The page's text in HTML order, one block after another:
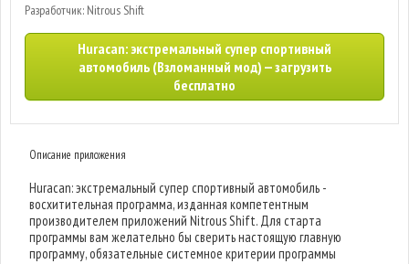
Разработчик: Nitrous Shift
Huracan: экстремальный супер спортивный
автомобиль (Взломанный мод) — загрузить
бесплатно
Описание приложения
Huracan: экстремальный супер спортивный автомобиль -
восхитительная программа, изданная компетентным
производителем приложений Nitrous Shift. Для старта
программы вам желательно бы сверить настоящую главную
программу, обязательные системное критерии программы